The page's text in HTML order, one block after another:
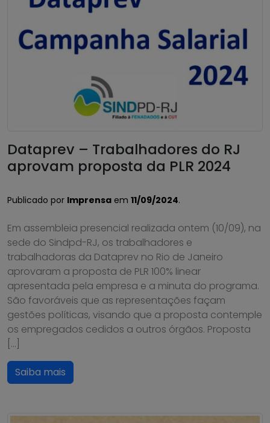
Dataprev – Trabalhadores do RJ
aprovam proposta da PLR 2024
Publicado por Imprensa em 11/09/2024.
Em assembleia presencial realizada ontem (10/09), na
sede do Sindpd-RJ, os trabalhadores e
trabalhadoras da Dataprev no Rio de Janeiro
aprovaram a proposta de PLR 100% linear
apresentada pela empresa e a minuta do programa.
São favoráveis que as representações façam
gestões políticas, visando que a proposta contemple
os empregados cedidos a outros órgãos. Proposta
[…]
Saiba mais